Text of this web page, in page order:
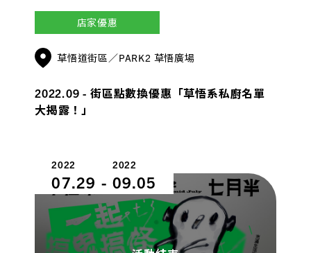
店家優惠
草悟道街區／PARK2 草悟廣場
2022.09 - 街區點數換優惠「草悟系私廚名單
大揭露！」
2022
07.29 -
2022
09.05